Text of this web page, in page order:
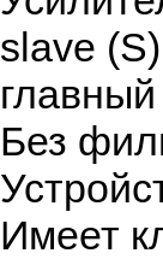
slave
Без
Имеет